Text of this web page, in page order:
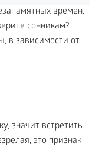
времен.
сонникам?
в зависимости от
значит встретить
это признак